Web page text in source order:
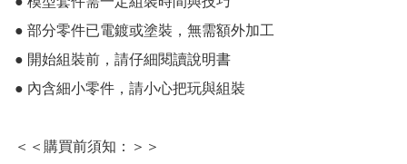
● 部分零件已電鍍或塗裝，無需額外加工
● 開始組裝前，請仔細閱讀說明書
● 內含細小零件，請小心把玩與組裝
＜＜購買前須知：＞＞